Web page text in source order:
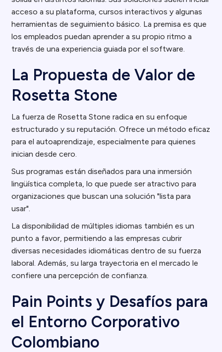
acceso a su plataforma, cursos interactivos y algunas
herramientas de seguimiento básico. La premisa es que
los empleados puedan aprender a su propio ritmo a
través de una experiencia guiada por el software.
La Propuesta de Valor de
Rosetta Stone
La fuerza de Rosetta Stone radica en su enfoque
estructurado y su reputación. Ofrece un método eficaz
para el autoaprendizaje, especialmente para quienes
inician desde cero.
Sus programas están diseñados para una inmersión
lingüística completa, lo que puede ser atractivo para
organizaciones que buscan una solución "lista para
usar".
La disponibilidad de múltiples idiomas también es un
punto a favor, permitiendo a las empresas cubrir
diversas necesidades idiomáticas dentro de su fuerza
laboral. Además, su larga trayectoria en el mercado le
confiere una percepción de confianza.
Pain Points y Desafíos para
el Entorno Corporativo
Colombiano